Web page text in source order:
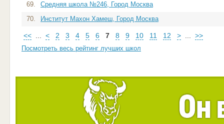
69.
Средняя школа №246, Город Москва
70.
Институт Махон Хамеш, Город Москва
<< < 2 3 4 5 6 7 8 9 10 11 12 > >>
Посмотреть весь рейтинг лучших школ